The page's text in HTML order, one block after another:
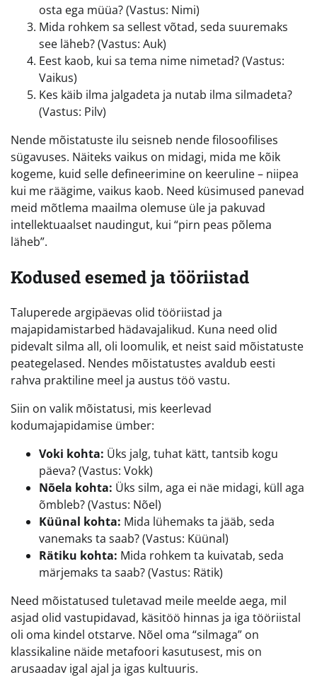
osta ega müüa? (Vastus: Nimi)
Mida rohkem sa sellest võtad, seda suuremaks
see läheb? (Vastus: Auk)
Eest kaob, kui sa tema nime nimetad? (Vastus:
Vaikus)
Kes käib ilma jalgadeta ja nutab ilma silmadeta?
(Vastus: Pilv)
Nende mõistatuste ilu seisneb nende filosoofilises
sügavuses. Näiteks vaikus on midagi, mida me kõik
kogeme, kuid selle defineerimine on keeruline – niipea
kui me räägime, vaikus kaob. Need küsimused panevad
meid mõtlema maailma olemuse üle ja pakuvad
intellektuaalset naudingut, kui “pirn peas põlema
läheb”.
Kodused esemed ja tööriistad
Taluperede argipäevas olid tööriistad ja
majapidamistarbed hädavajalikud. Kuna need olid
pidevalt silma all, oli loomulik, et neist said mõistatuste
peategelased. Nendes mõistatustes avaldub eesti
rahva praktiline meel ja austus töö vastu.
Siin on valik mõistatusi, mis keerlevad
kodumajapidamise ümber:
Voki kohta: Üks jalg, tuhat kätt, tantsib kogu
päeva? (Vastus: Vokk)
Nõela kohta: Üks silm, aga ei näe midagi, küll aga
õmbleb? (Vastus: Nõel)
Küünal kohta: Mida lühemaks ta jääb, seda
vanemaks ta saab? (Vastus: Küünal)
Rätiku kohta: Mida rohkem ta kuivatab, seda
märjemaks ta saab? (Vastus: Rätik)
Need mõistatused tuletavad meile meelde aega, mil
asjad olid vastupidavad, käsitöö hinnas ja iga tööriistal
oli oma kindel otstarve. Nõel oma “silmaga” on
klassikaline näide metafoori kasutusest, mis on
arusaadav igal ajal ja igas kultuuris.